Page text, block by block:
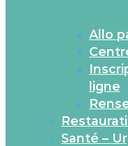
Allo
ligne
Santé –